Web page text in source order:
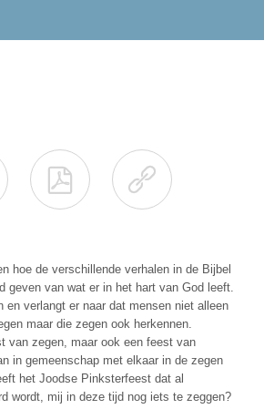
 
hoe de verschillende verhalen in de Bijbel
geven van wat er in het hart van God leeft.
en verlangt er naar dat mensen niet alleen
maar die zegen ook herkennen.
van zegen, maar ook een feest van
in gemeenschap met elkaar in de zegen
het Joodse Pinksterfeest dat al
wordt, mij in deze tijd nog iets te zeggen?